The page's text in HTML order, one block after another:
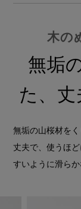
木の
無垢
た、
無垢の山桜材を
丈夫で、使うほ
すいように滑ら